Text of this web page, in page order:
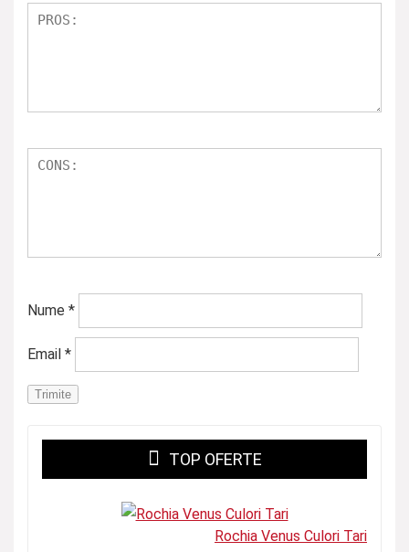
Nume *
Email *
TOP OFERTE
Rochia Venus Culori Tari